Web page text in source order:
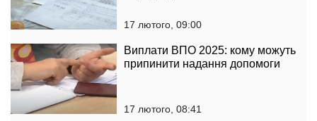
17 лютого, 09:00
Виплати ВПО 2025: кому можуть
припинити надання допомоги
17 лютого, 08:41